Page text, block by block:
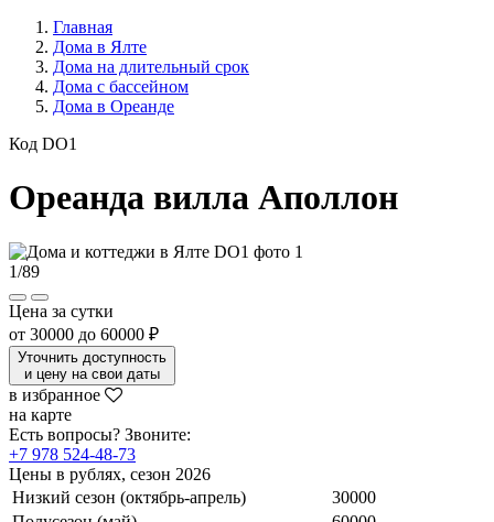
Главная
Дома в Ялте
Дома на длительный срок
Дома с бассейном
Дома в Ореанде
Код DO1
Ореанда вилла Аполлон
1/89
Цена за сутки
от 30000 до 60000 ₽
Уточнить доступность
и цену на свои даты
в избранное
на карте
Есть вопросы? Звоните:
+7 978 524-48-73
Цены в рублях, сезон 2026
Низкий сезон (октябрь-апрель)
30000